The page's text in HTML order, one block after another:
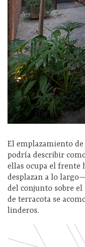
El emplazamiento
podría describir
ellas ocupa el frente
desplazan a lo
del conjunto sobre el
de terracota se
linderos.